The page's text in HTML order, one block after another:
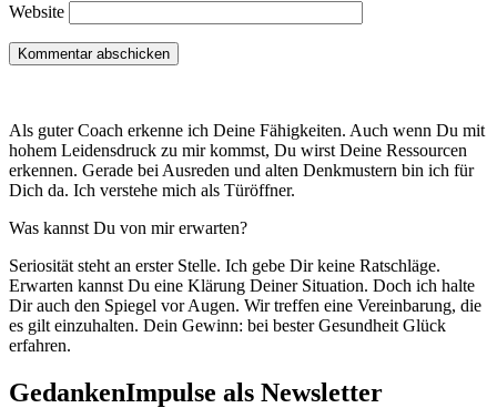
Website
Als guter Coach erkenne ich Deine Fähigkeiten. Auch wenn Du mit
hohem Leidensdruck zu mir kommst, Du wirst Deine Ressourcen
erkennen. Gerade bei Ausreden und alten Denkmustern bin ich für
Dich da. Ich verstehe mich als Türöffner.
Was kannst Du von mir erwarten?
Seriosität steht an erster Stelle. Ich gebe Dir keine Ratschläge.
Erwarten kannst Du eine Klärung Deiner Situation. Doch ich halte
Dir auch den Spiegel vor Augen. Wir treffen eine Vereinbarung, die
es gilt einzuhalten. Dein Gewinn: bei bester Gesundheit Glück
erfahren.
GedankenImpulse als Newsletter